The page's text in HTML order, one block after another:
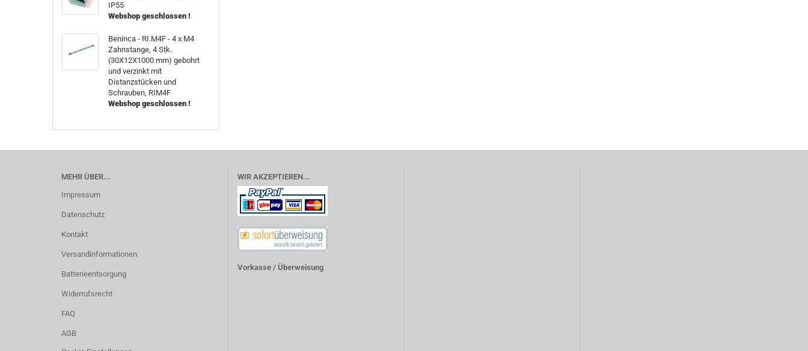
IP55
Webshop geschlossen !
Beninca - RI.M4F - 4 x M4
Zahnstange, 4 Stk.
(30X12X1000 mm) gebohrt
und verzinkt mit
Distanzstücken und
Schrauben, RIM4F
Webshop geschlossen !
MEHR ÜBER...
Impressum
Datenschutz
Kontakt
Versandinformationen
Batterieentsorgung
Widerrufsrecht
FAQ
AGB
WIR AKZEPTIEREN...
Vorkasse / Überweisung